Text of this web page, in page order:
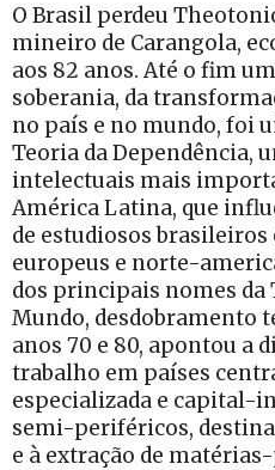
O Brasil perdeu
mineiro de Carangola,
aos 82 anos. Até o fim
soberania, da
no país e no mundo, foi
Teoria da Dependência,
intelectuais mais
América Latina, que
de estudiosos brasileiros
europeus e norte-
dos principais nomes da
Mundo, desdobramento
anos 70 e 80, apontou a
trabalho em países
especializada e capital-
semi-periféricos,
e à extração de